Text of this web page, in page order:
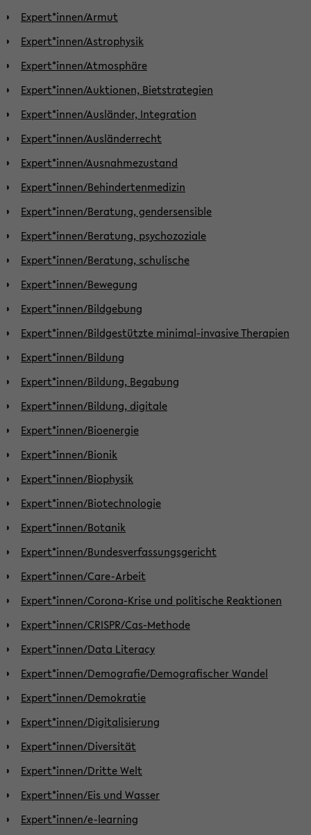
Expert*innen/Armut
Expert*innen/Astrophysik
Expert*innen/Atmosphäre
Expert*innen/Auktionen, Bietstrategien
Expert*innen/Ausländer, Integration
Expert*innen/Ausländerrecht
Expert*innen/Ausnahmezustand
Expert*innen/Behindertenmedizin
Expert*innen/Beratung, gendersensible
Expert*innen/Beratung, psychozoziale
Expert*innen/Beratung, schulische
Expert*innen/Bewegung
Expert*innen/Bildgebung
Expert*innen/Bildgestützte minimal-invasive Therapien
Expert*innen/Bildung
Expert*innen/Bildung, Begabung
Expert*innen/Bildung, digitale
Expert*innen/Bioenergie
Expert*innen/Bionik
Expert*innen/Biophysik
Expert*innen/Biotechnologie
Expert*innen/Botanik
Expert*innen/Bundesverfassungsgericht
Expert*innen/Care-Arbeit
Expert*innen/Corona-Krise und politische Reaktionen
Expert*innen/CRISPR/Cas-Methode
Expert*innen/Data Literacy
Expert*innen/Demografie/Demografischer Wandel
Expert*innen/Demokratie
Expert*innen/Digitalisierung
Expert*innen/Diversität
Expert*innen/Dritte Welt
Expert*innen/Eis und Wasser
Expert*innen/e-learning